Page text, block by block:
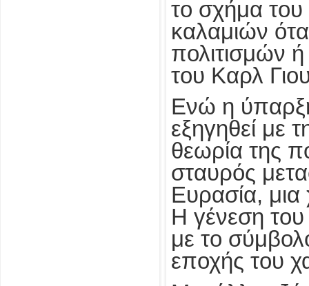
το σχήμα του
καλαμιών
πολιτισμών
του Καρλ
Ενώ η
εξηγηθεί με
θεωρία της
σταυρός
Ευρασία,
Η γένεση
με το
εποχής του